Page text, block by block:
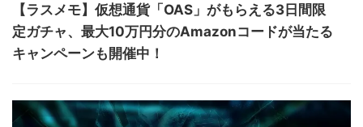
【ラスメモ】仮想通貨「OAS」がもらえる3日間限
定ガチャ、最大10万円分のAmazonコードが当たる
キャンペーンも開催中！